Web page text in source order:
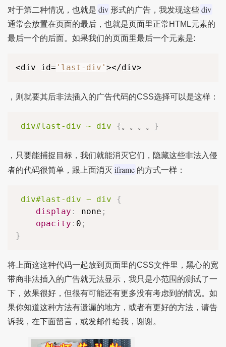
对于第二种情况，也就是 div 形式的广告，我发现这些 div
通常会放置在页面的最后，也就是页面里正常HTML元素的
最后一个的后面。如果我们的页面里最后一个元素是:
<div id= 'last-div' ></div>
，则就要其后非法插入的广告代码的CSS选择可以是这样：
div#last-div ~ div {。。。。 }
，只要能捕捉目标，我们就能消灭它们，隐藏这些非法入侵
者的代码很简单，跟上面消灭 iframe 的方式一样：
div#last-div ~ div
{
display : none ;
opacity : 0 ;
}
将上面这这种代码一起放到页面里的CSS文件里，黑心的宽
带商非法插入的广告就无法显示，我只是小范围的测试了一
下，效果很好，但很有可能还有更多没有考虑到的情况。如
果你知道这种方法有遗漏的地方，或者有更好的方法，请告
诉我，在下面留言，或发邮件给我，谢谢。